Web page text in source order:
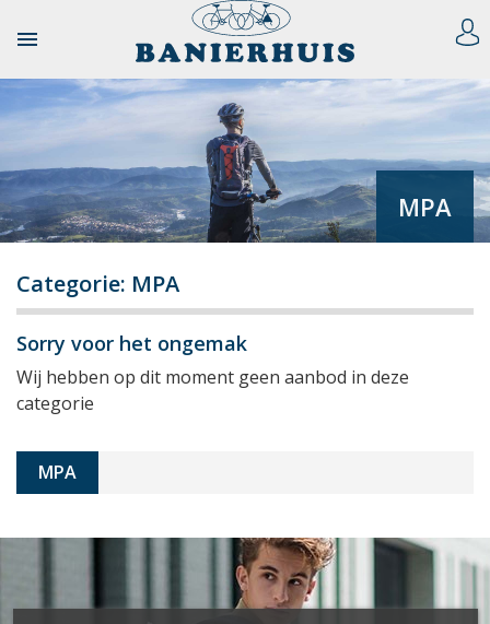

MPA
Categorie: MPA
Sorry voor het ongemak
Wij hebben op dit moment geen aanbod in deze
categorie
MPA